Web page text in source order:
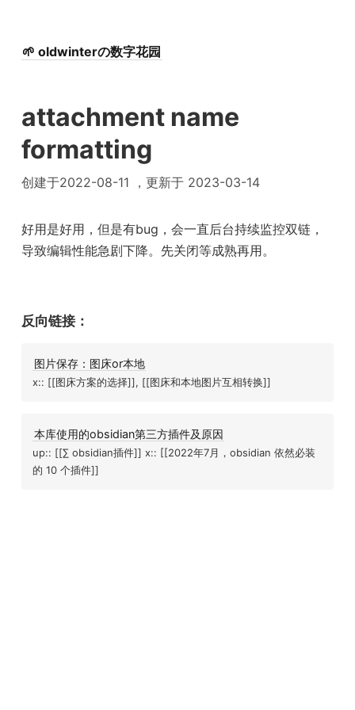
🌱 oldwinterの数字花园
attachment name
formatting
创建于2022-08-11 ，更新于 2023-03-14
好用是好用，但是有bug，会一直后台持续监控双链，
导致编辑性能急剧下降。先关闭等成熟再用。
反向链接：
图片保存：图床or本地
x:: [[图床方案的选择]], [[图床和本地图片互相转换]]
本库使用的obsidian第三方插件及原因
up:: [[∑ obsidian插件]] x:: [[2022年7月，obsidian 依然必装
的 10 个插件]]